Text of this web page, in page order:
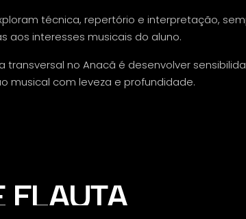
técnica, repertório e interpretação,
aos interesses musicais do aluno.
transversal no Anacã é desenvolver
musical com leveza e profundidade.
FLAUTA